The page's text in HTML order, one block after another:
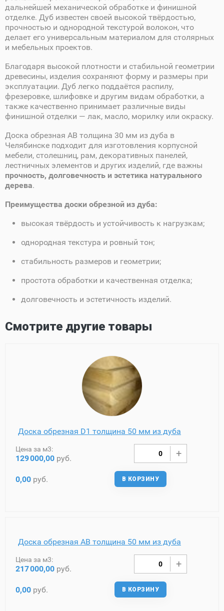
дальнейшей механической обработке и финишной
отделке. Дуб известен своей высокой твёрдостью,
прочностью и однородной текстурой волокон, что
делает его универсальным материалом для столярных
и мебельных проектов.
Благодаря высокой плотности и стабильной геометрии
древесины, изделия сохраняют форму и размеры при
эксплуатации. Дуб легко поддаётся распилу,
фрезеровке, шлифовке и другим видам обработки, а
также качественно принимает различные виды
финишной отделки — лак, масло, морилку или окраску.
Доска обрезная AB толщина 30 мм из дуба в
Челябинске подходит для изготовления корпусной
мебели, столешниц, рам, декоративных панелей,
лестничных элементов и других изделий, где важны
прочность, долговечность и эстетика натурального
дерева.
Преимущества доски обрезной из дуба:
высокая твёрдость и устойчивость к нагрузкам;
однородная текстура и ровный тон;
стабильность размеров и геометрии;
простота обработки и качественная отделка;
долговечность и эстетичность изделий.
Смотрите другие товары
Доска обрезная D1 толщина 50 мм из дуба
Цена за м3:
129000,00 руб.
0,00 руб. В КОРЗИНУ
Доска обрезная AB толщина 50 мм из дуба
Цена за м3:
217000,00 руб.
0,00 руб. В КОРЗИНУ